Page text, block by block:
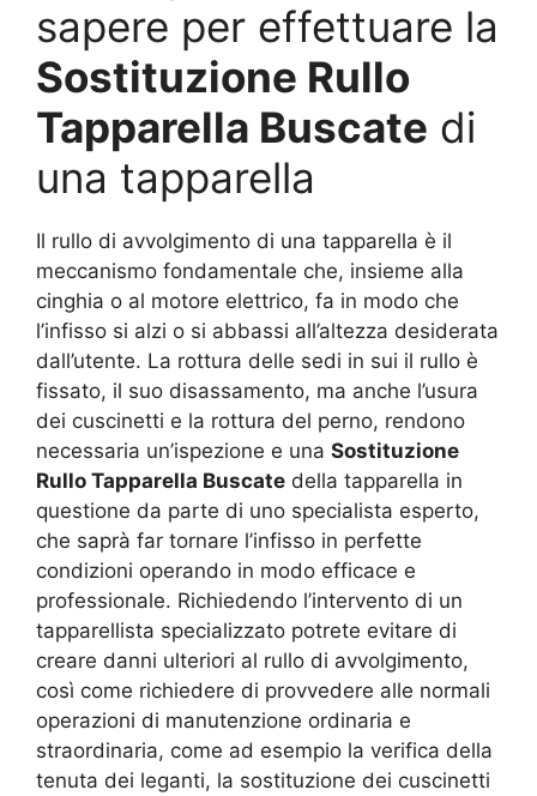
sapere per effettuare la
Sostituzione Rullo
Tapparella Buscate di
una tapparella
Il rullo di avvolgimento di una tapparella è il
meccanismo fondamentale che, insieme alla
cinghia o al motore elettrico, fa in modo che
l’infisso si alzi o si abbassi all’altezza desiderata
dall’utente. La rottura delle sedi in sui il rullo è
fissato, il suo disassamento, ma anche l’usura
dei cuscinetti e la rottura del perno, rendono
necessaria un’ispezione e una Sostituzione
Rullo Tapparella Buscate della tapparella in
questione da parte di uno specialista esperto,
che saprà far tornare l’infisso in perfette
condizioni operando in modo efficace e
professionale. Richiedendo l’intervento di un
tapparellista specializzato potrete evitare di
creare danni ulteriori al rullo di avvolgimento,
così come richiedere di provvedere alle normali
operazioni di manutenzione ordinaria e
straordinaria, come ad esempio la verifica della
tenuta dei leganti, la sostituzione dei cuscinetti